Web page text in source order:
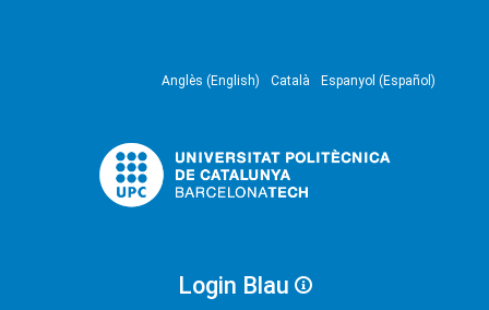
Anglès (English) Català Espanyol (Español)
Login Blau